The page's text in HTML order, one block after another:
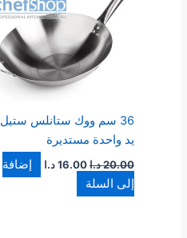
36 سم ووك ستانلس ستيل
يد واحدة مستديرة
20.00د.ا16.00 د.ا
إضافة
إلى السلة